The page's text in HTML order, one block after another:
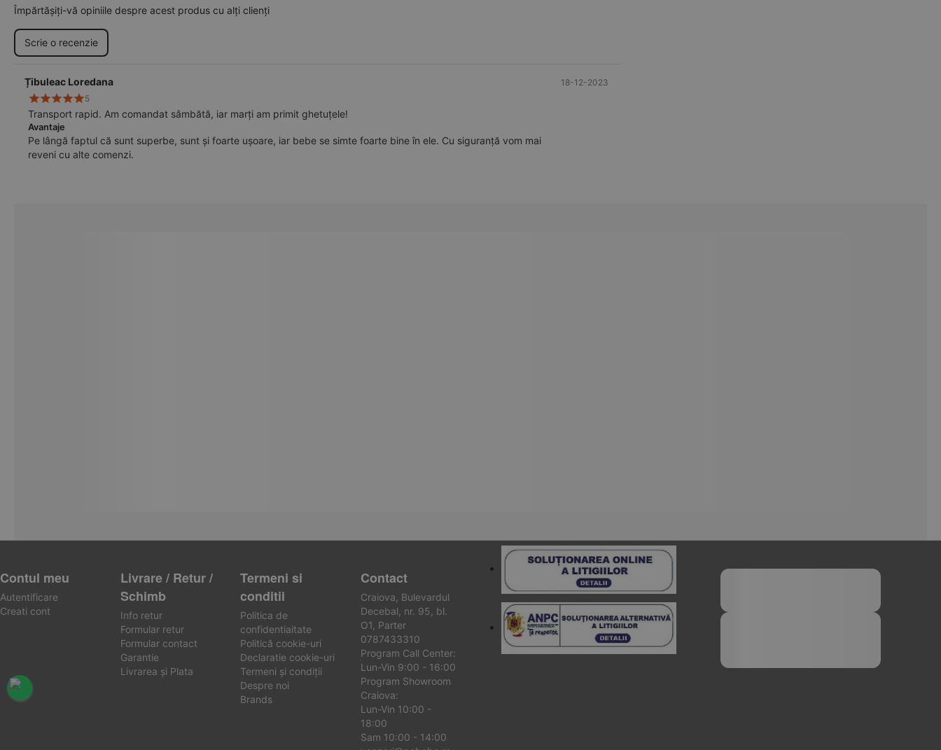
Împărtășiți-vă opiniile despre acest produs cu alți clienți
Scrie o recenzie
Țibuleac Loredana
18-12-2023
5
Transport rapid. Am comandat sâmbătă, iar marți am primit ghetuțele!
Avantaje
Pe lângă faptul că sunt superbe, sunt și foarte ușoare, iar bebe se simte foarte bine în ele. Cu siguranță vom mai
reveni cu alte comenzi.
Contul meu
Autentificare
Creati cont
Livrare / Retur /
Schimb
Info retur
Formular retur
Formular contact
Garantie
Livrarea și Plata
Termeni si
conditii
Politica de
confidentiaitate
Politică cookie-uri
Declaratie cookie-uri
Termeni și condiții
Despre noi
Brands
Contact
Craiova, Bulevardul
Decebal, nr. 95, bl.
O1, Parter
0787433310
Program Call Center:
Lun-Vin 9:00 - 16:00
Program Showroom
Craiova:
Lun-Vin 10:00 -
18:00
Sam 10:00 - 14:00